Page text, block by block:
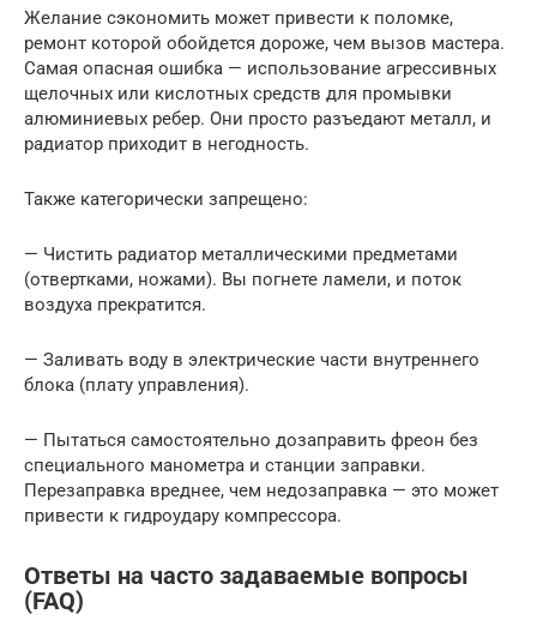
Желание сэкономить может привести к поломке,
ремонт которой обойдется дороже, чем вызов мастера.
Самая опасная ошибка — использование агрессивных
щелочных или кислотных средств для промывки
алюминиевых ребер. Они просто разъедают металл, и
радиатор приходит в негодность.
Также категорически запрещено:
— Чистить радиатор металлическими предметами
(отвертками, ножами). Вы погнете ламели, и поток
воздуха прекратится.
— Заливать воду в электрические части внутреннего
блока (плату управления).
— Пытаться самостоятельно дозаправить фреон без
специального манометра и станции заправки.
Перезаправка вреднее, чем недозаправка — это может
привести к гидроудару компрессора.
Ответы на часто задаваемые вопросы
(FAQ)